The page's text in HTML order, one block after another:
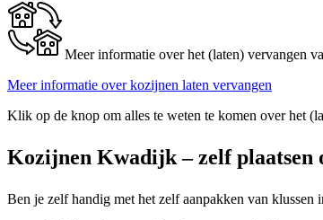
Meer informatie over het (laten) vervangen
Meer informatie over kozijnen laten vervangen
Klik op de knop om alles te weten te komen over het
Kozijnen Kwadijk – zelf plaatsen
Ben je zelf handig met het zelf aanpakken van